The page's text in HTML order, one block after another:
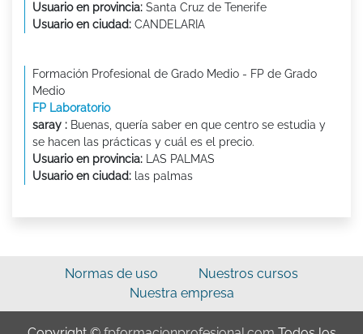
Usuario en provincia: Santa Cruz de Tenerife
Usuario en ciudad: CANDELARIA
Formación Profesional de Grado Medio - FP de Grado
Medio
FP Laboratorio
saray : Buenas, quería saber en que centro se estudia y
se hacen las prácticas y cuál es el precio.
Usuario en provincia: LAS PALMAS
Usuario en ciudad: las palmas
Normas de uso
Nuestros cursos
Nuestra empresa